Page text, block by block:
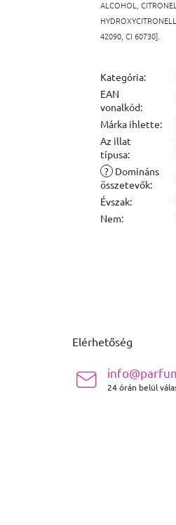
ALCOHOL,
42090, CI 60730].
Kategória:
EAN
vonalkód:
Márka ihlette:
Az illat
típusa:
? Domináns
összetevők:
Évszak:
Nem:
Elérhetőség
24 órán belül